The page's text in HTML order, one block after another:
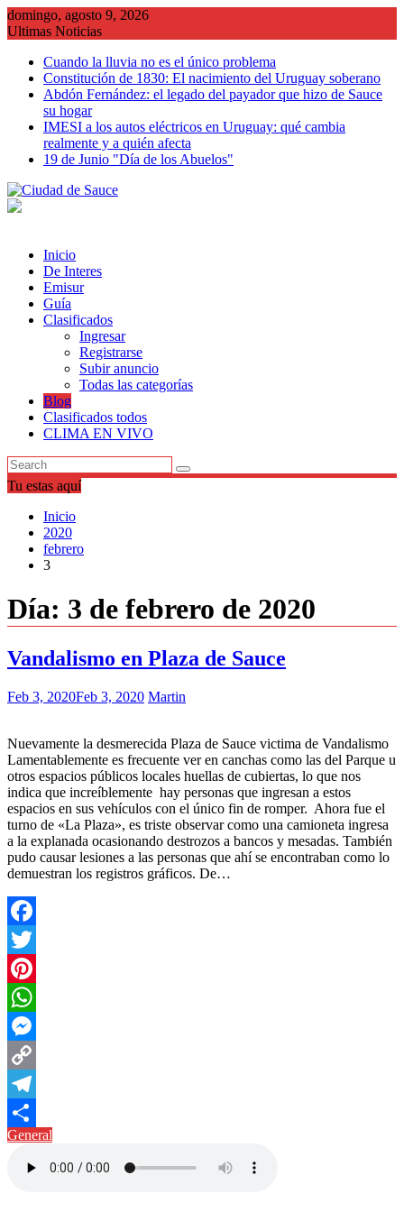
Saltar
al
domingo, agosto 9, 2026
Ultimas Noticias
Cuando la lluvia no es el único problema
Constitución de 1830: El nacimiento del Uruguay soberano
Abdón Fernández: el legado del payador que hizo de Sauce
su hogar
IMESI a los autos eléctricos en Uruguay: qué cambia
realmente y a quién afecta
19 de Junio "Día de los Abuelos"
Inicio
De Interes
Emisur
Guía
Clasificados
Ingresar
Registrarse
Subir anuncio
Todas las categorías
Blog
Clasificados todos
CLIMA EN VIVO
Tu estas aquí
Inicio
2020
febrero
3
Día: 3 de febrero de 2020
Vandalismo en Plaza de Sauce
Feb 3, 2020Feb 3, 2020 Martin
Nuevamente la desmerecida Plaza de Sauce victima de Vandalismo
Lamentablemente es frecuente ver en canchas como las del Parque u
otros espacios públicos locales huellas de cubiertas, lo que nos
indica que increíblemente hay personas que ingresan a estos
espacios en sus vehículos con el único fin de romper. Ahora fue el
turno de «La Plaza», es triste observar como una camioneta ingresa
a la explanada ocasionando destrozos a bancos y mesadas. También
pudo causar lesiones a las personas que ahí se encontraban como lo
demuestran los registros gráficos. De…
Facebook
Twitter
Pinterest
WhatsApp
Messenger
Copy
Link
Telegram
Compartir
General